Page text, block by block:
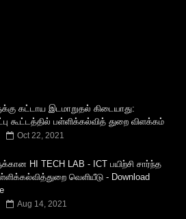
கட்டாய இடமாறுதல் கிடையாது:
கூட்டத்தில் பள்ளிக்கல்வித் துறை விளக்கம்
Oct 22, 2021
HI TECH LAB - ICT பயிற்சி சார்ந்த
வெளியீடு - Download
Aug 14, 2021